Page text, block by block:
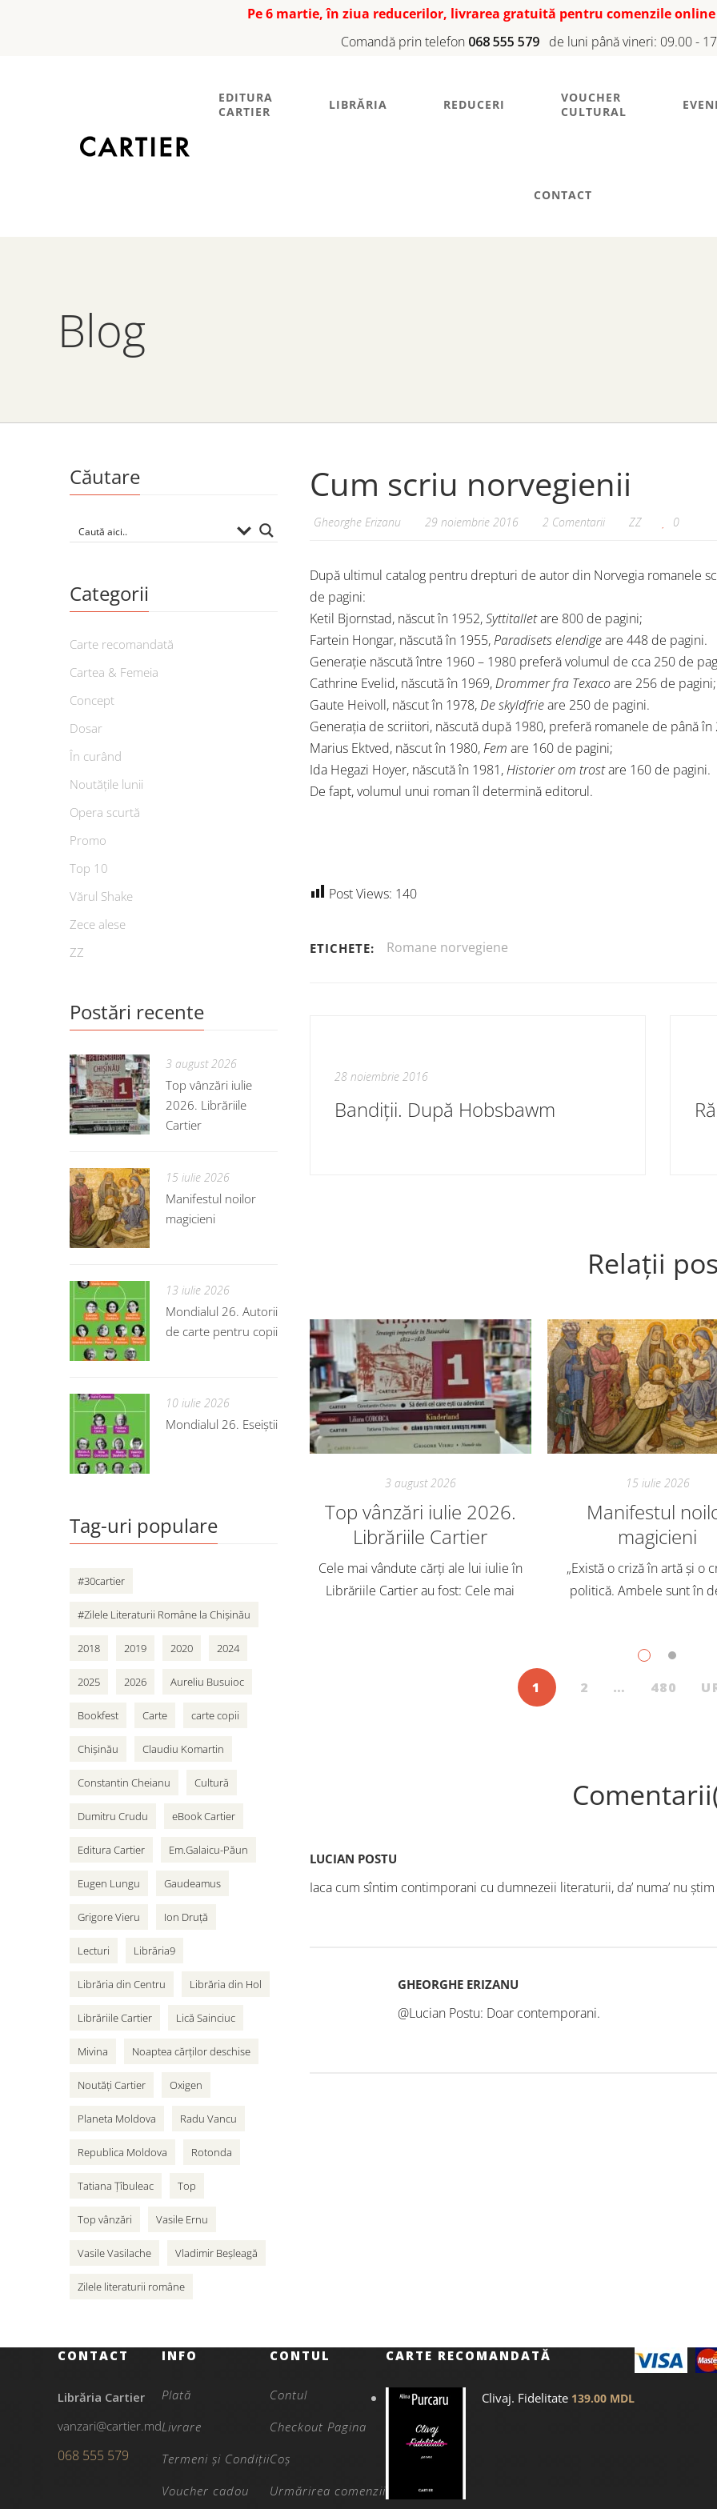
Pe 6 martie, în ziua reducerilor, livrarea gratuită pentru comenzile
Comandă prin telefon 068 555 579 de luni până vineri: 09.00 -
EDITURA
CARTIER
LIBRĂRIA REDUCERI
VOUCHER
CULTURAL
CONTACT
Blog
Cum scriu norvegienii
Gheorghe Erizanu 29 noiembrie 2016 2 Comentarii ZZ 0
După ultimul catalog pentru drepturi de autor din Norvegia romanele
de pagini:
Ketil Bjornstad, născut în 1952,Syttitalletare 800 de pagini;
Fartein Hongar, născută în 1955,Paradisets elendigeare 448 de pagini.
Generație născută între 1960 – 1980 preferă volumul de cca 250 de
Cathrine Evelid, născută în 1969,Drommer fra Texacoare 256 de pagini;
Gaute Heivoll, născut în 1978,De skyldfrieare 250 de pagini.
Generația de scriitori, născută după 1980, preferă romanele de până în
Marius Ektved, născut în 1980,Fem are 160 de pagini;
Ida Hegazi Hoyer, născută în 1981,Historier om trostare 160 de pagini.
De fapt, volumul unui roman îl determină editorul.
Post Views: 140
ETICHETE: Romane norvegiene
28 noiembrie 2016
Bandiții. După Hobsbawm
Relații
3 august 2026
Top vânzări iulie 2026.
Librăriile Cartier
Cele mai vândute cărți ale lui iulie în
Librăriile Cartier au fost: Cele mai
15 iulie 2026
Manifestul
magicieni
„Există o criză în artă și o
politică. Ambele sunt în
Situația poate fi salvată
1 2 … 480
LUCIAN POSTU
Iaca cum sîntim contimporani cu dumnezeii literaturii, da’ numa’ nu ştim
GHEORGHE ERIZANU
@Lucian Postu: Doar contemporani.
Căutare
Categorii
Carte recomandată
Cartea & Femeia
Concept
Dosar
În curând
Noutățile lunii
Opera scurtă
Promo
Top 10
Vărul Shake
Zece alese
ZZ
Postări recente
3 august 2026
Top vânzări iulie
2026. Librăriile
Cartier
15 iulie 2026
Manifestul noilor
magicieni
13 iulie 2026
Mondialul 26. Autorii
de carte pentru copii
10 iulie 2026
Mondialul 26. Eseiștii
Tag-uri populare
#30cartier
#Zilele Literaturii Române la Chișinău
2018 2019 2020 2024
2025 2026 Aureliu Busuioc
Bookfest Carte carte copii
Chișinău Claudiu Komartin
Constantin Cheianu Cultură
Dumitru Crudu eBook Cartier
Editura Cartier Em.Galaicu-Păun
Eugen Lungu Gaudeamus
Grigore Vieru Ion Druță
Lecturi Librăria9
Librăria din Centru Librăria din Hol
Librăriile Cartier Lică Sainciuc
Mivina Noaptea cărților deschise
Noutăți Cartier Oxigen
Planeta Moldova Radu Vancu
Republica Moldova Rotonda
Tatiana Țîbuleac Top
Top vânzări Vasile Ernu
Vasile Vasilache Vladimir Beșleagă
Zilele literaturii române
CONTACT
Librăria Cartier
vanzari@cartier.md
068 555 579
INFO
Plată
Livrare
Termeni și Condiții
Voucher cadou
CONTUL
Contul
Checkout Pagina
Coș
Urmărirea comenzii
CARTE RECOMANDATĂ
Clivaj. Fidelitate 139.00 MDL